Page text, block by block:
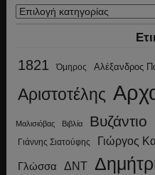
Κατηγορίες
1821 Όμηρος Αλέξανδρος
Αριστοτέλης
Μαλισιόβας Βιβλία Βυζάντιο
Γιάννης Σιατούφης Γιώργος
Γλώσσα ΔΝΤ